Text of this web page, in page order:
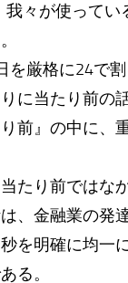
々が使ってい
を厳格に24で
に当たり前の
前』の中に、
たり前ではなか
、金融業の発
を明確に均一
る。